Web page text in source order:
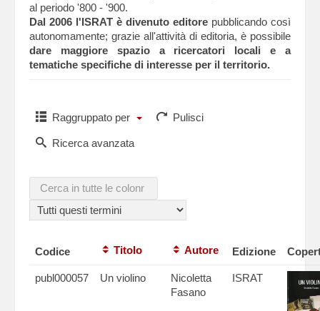
al periodo '800 - '900.
Dal 2006 l'ISRAT è divenuto editore pubblicando così
autonomamente; grazie all'attività di editoria, è possibile
dare maggiore spazio a ricercatori locali e a
tematiche specifiche di interesse per il territorio.
Raggruppato per Pulisci
Ricerca avanzata
Codice Titolo Autore Edizione
publ000057 Un violino
Nicoletta
Fasano
ISRAT